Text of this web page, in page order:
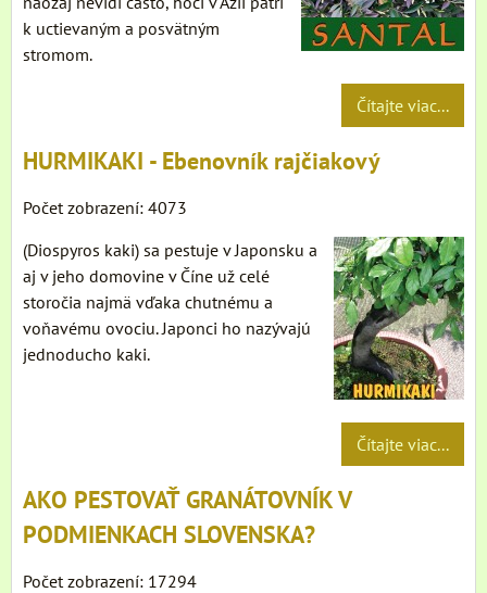
k uctievaným a posvätným
stromom.
Čítajte viac...
HURMIKAKI - Ebenovník rajčiakový
Počet zobrazení: 4073
(Diospyros kaki) sa pestuje v Japonsku a
aj v jeho domovine v Číne už celé
storočia najmä vďaka chutnému a
voňavému ovociu. Japonci ho nazývajú
jednoducho kaki.
Čítajte viac...
AKO PESTOVAŤ GRANÁTOVNÍK V
PODMIENKACH SLOVENSKA?
Počet zobrazení: 17294